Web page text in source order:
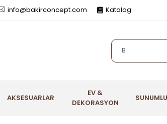
info@bakirconcept.com Katalog
AKSESUARLAR
EV &
DEKORASYON